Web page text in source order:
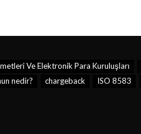
Ve Elektronik Para Kuruluşları
nedir? chargeback ISO 8583